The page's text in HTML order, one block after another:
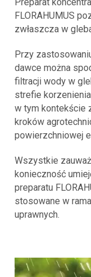
FLORAHUMUS
zwłaszcza w
Przy
dawce można
filtracji wody w
strefie
w tym kontekście
kroków
powierzchniowej
Wszystkie
konieczność
preparatu
stosowane w
uprawnych.